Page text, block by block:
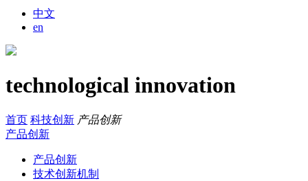
中文
en
technological innovation
首页 科技创新 产品创新
产品创新
产品创新
技术创新机制